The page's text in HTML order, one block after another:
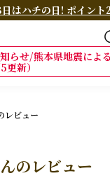
日はハチの日! ポイント
らせ/熊本県地震によ
新）
レビュー
のレビュー